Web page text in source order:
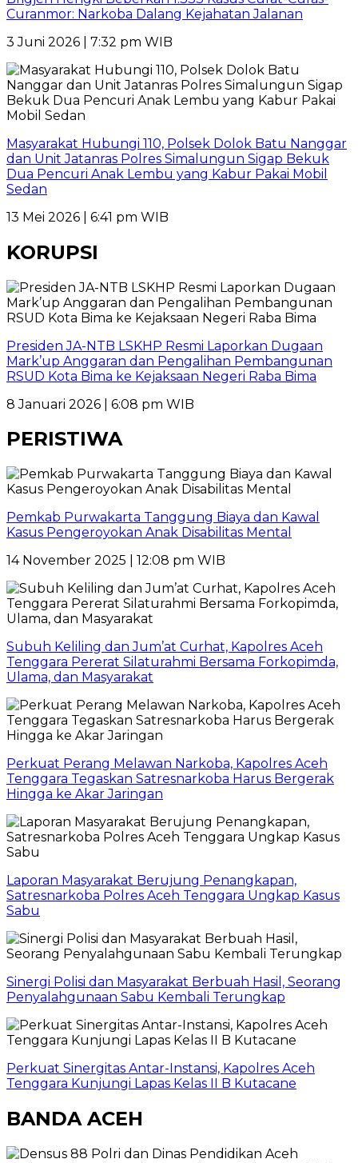
Curanmor: Narkoba Dalang Kejahatan Jalanan
3 Juni 2026 | 7:32 pm WIB
Masyarakat Hubungi 110, Polsek Dolok Batu Nanggar
dan Unit Jatanras Polres Simalungun Sigap Bekuk
Dua Pencuri Anak Lembu yang Kabur Pakai Mobil
Sedan
13 Mei 2026 | 6:41 pm WIB
KORUPSI
Presiden JA-NTB LSKHP Resmi Laporkan Dugaan
Mark’up Anggaran dan Pengalihan Pembangunan
RSUD Kota Bima ke Kejaksaan Negeri Raba Bima
8 Januari 2026 | 6:08 pm WIB
PERISTIWA
Pemkab Purwakarta Tanggung Biaya dan Kawal
Kasus Pengeroyokan Anak Disabilitas Mental
14 November 2025 | 12:08 pm WIB
Subuh Keliling dan Jum’at Curhat, Kapolres Aceh
Tenggara Pererat Silaturahmi Bersama Forkopimda,
Ulama, dan Masyarakat
Perkuat Perang Melawan Narkoba, Kapolres Aceh
Tenggara Tegaskan Satresnarkoba Harus Bergerak
Hingga ke Akar Jaringan
Laporan Masyarakat Berujung Penangkapan,
Satresnarkoba Polres Aceh Tenggara Ungkap Kasus
Sabu
Sinergi Polisi dan Masyarakat Berbuah Hasil, Seorang
Penyalahgunaan Sabu Kembali Terungkap
Perkuat Sinergitas Antar-Instansi, Kapolres Aceh
Tenggara Kunjungi Lapas Kelas II B Kutacane
BANDA ACEH